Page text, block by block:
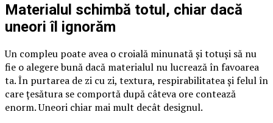
Materialul schimbă totul, chiar dacă
uneori îl ignorăm
Un compleu poate avea o croială minunată și totuși să nu
fie o alegere bună dacă materialul nu lucrează în favoarea
ta. În purtarea de zi cu zi, textura, respirabilitatea și felul în
care țesătura se comportă după câteva ore contează
enorm. Uneori chiar mai mult decât designul.